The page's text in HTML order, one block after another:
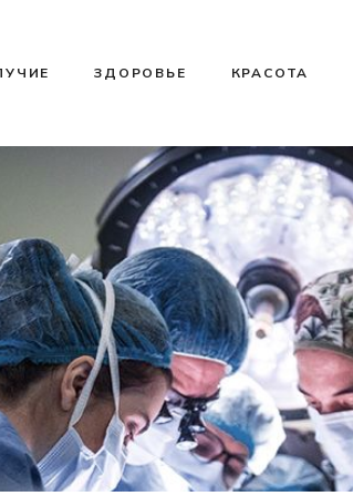
ЗДОРОВЬЕ КРАСОТА